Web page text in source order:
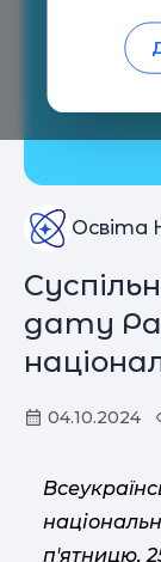
Освіта
дату
04.10.2024
п'ятницю,